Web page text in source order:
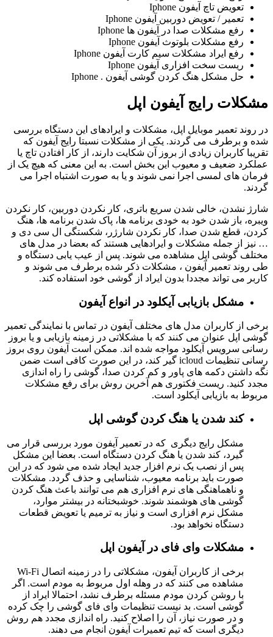
تعویض تاچ آیفون Iphone
تعمیر / تعویض دوربین آیفون Iphone
رفع مشکلات صدا در آیفون ها Iphone
رفع مشکلات بلوتوث آیفون Iphone
رفع ایراد مشکلات سیم کارت آیفون Iphone
ریست سخت افزاری آیفون Iphone
حل مشکل هنگ کردن گوشی آیفون . Iphone
مشکلات رایج آیفون اپل
در روند تعمیر موبایل اپل، مشکلات و ایرادهای این دستگاه بررسی
شده و برطرف می گردند. یکی از مشکلات نسبتا رایج آیفون که
تقریبا کاربران زیادی از بروز آن شکایت دارند، از کار افتادن تاچ یا
عملکرد ضعیف و معیوب این بخش است. به این معنی که هیچ یک از
فرمان های لمسی اجرا نمی شوند و یا به صورت اشتباه اجرا می
گردند.
شارژ نشدن، خالی شدن سریع باتری، کار نکردن دوربین، کار نکردن
ویبره، باز شدن خود به خودی برنامه ها، پاک شدن برنامه ها، هنگ
کردن، قطع شدن صدا، کار نکردن شارژر، شکستگی ال سی دی و
… نیز از جمله مشکلات و ایرادهایی هستند که بعضا در مدل های
مختلف گوشی اپل مشاهده می شوند. پس از عیب یابی دستگاه و
طی روند تعمیر آیفون ، مشکلات ذکر شده برطرف می شوند و
کاربر می تواند مجددا بدون ایراد از گوشی خود استفاده کند.
مشکل بازیابی آیکلود در انواع آیفون
برخی از کاربران مدل های مختلف آیفون در تماس با نمایندگی تعمیر
گوشی اپل عنوان می کنند که با مشکلاتی در زمینه بازیابی و یا بروز
رسانی سرویس آیکلود مواجه شده اند. ممکن است آیفون روی بروز
رسانی تنظیمات icloud گیر کند، در این صورت کافی است ضمن
نگه داشتن دکمه های پاور و کم کردن صدا، گوشی را راه اندازی
مجدد کنید. ریست فکتوری هم آخرین روش برای رفع مشکلات
مربوط به بازیابی آیکلود است.
کند شدن یا هنگ کردن گوشی اپل
مشکل رایج دیگری که در تعمیر آیفون مورد بررسی قرار می
گیرد، کند شدن یا هنگ کردن دستگاه است. بعضا این مشکل
پس از نصب یک نرم افزار جدید ایجاد شده می شود که در این
صورت باید برنامه معیوب، شناسایی و حذف گردد. مشکلات
و ناهماهنگی های نرم افزاری هم می توانند باعث هنگ کردن
گوشی های هوشمند شوند. خوشبختانه در بیشتر موارد،
مشکل نرم افزاری است و نیاز به ترمیم یا تعویض قطعات
دستگاه نخواهد بود.
مشکلات وای فای در آیفون اپل
مشاهده می کنند که در وهله اول مربوط به مودم است. اگر
با روشن کردن مودم مسئله برطرف نشد، احتمالا ایراد از
گوشی است. بد نیست تنظیمات وای فای گوشی را چک کرده
و در صورت نیاز، آن را اصلاح کنید. راه اندازی مجدد هم روش
دیگری است که تیم تعمیرات آیفون انجام می دهند.